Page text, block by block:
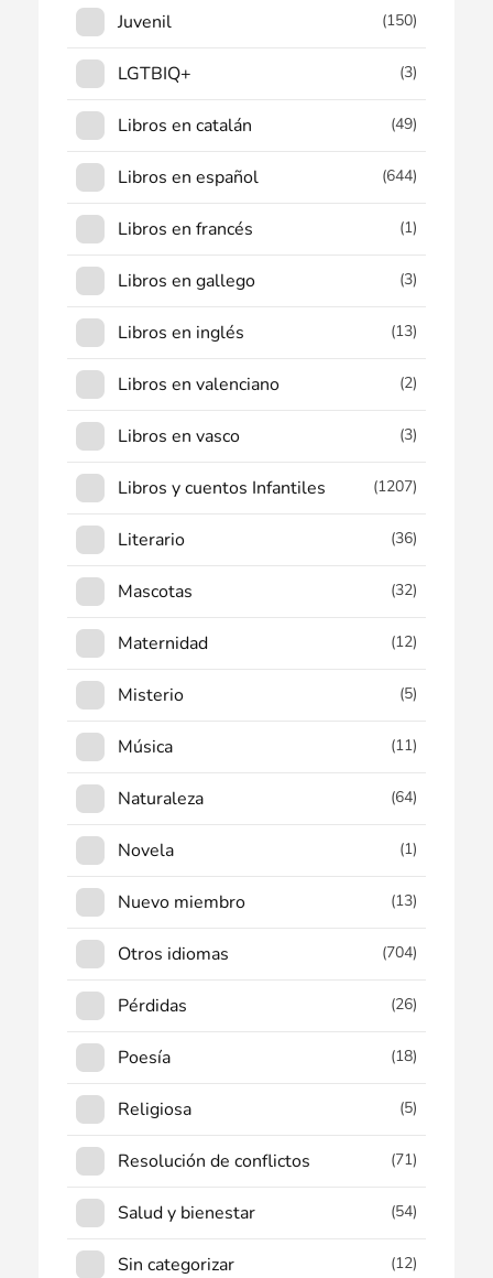
Juvenil (150)
LGTBIQ+ (3)
Libros en catalán (49)
Libros en español (644)
Libros en francés (1)
Libros en gallego (3)
Libros en inglés (13)
Libros en valenciano (2)
Libros en vasco (3)
Libros y cuentos Infantiles (1207)
Literario (36)
Mascotas (32)
Maternidad (12)
Misterio (5)
Música (11)
Naturaleza (64)
Novela (1)
Nuevo miembro (13)
Otros idiomas (704)
Pérdidas (26)
Poesía (18)
Religiosa (5)
Resolución de conflictos (71)
Salud y bienestar (54)
Sin categorizar (12)